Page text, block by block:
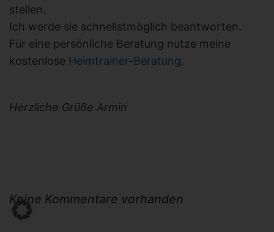
stellen.
Ich werde sie schnellstmöglich beantworten.
Für eine persönliche Beratung nutze meine
kostenlose Heimtrainer-Beratung.
Herzliche Grüße Armin
Keine Kommentare vorhanden